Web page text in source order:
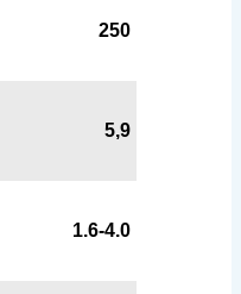
250
5,9
1.6-4.0